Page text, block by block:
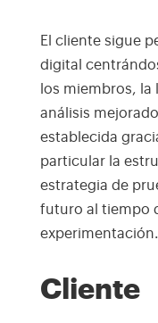
El cliente sigue
digital
los miembros,
análisis
establecida
particular la
estrategia de
futuro al tiempo
experimentación.
Cliente